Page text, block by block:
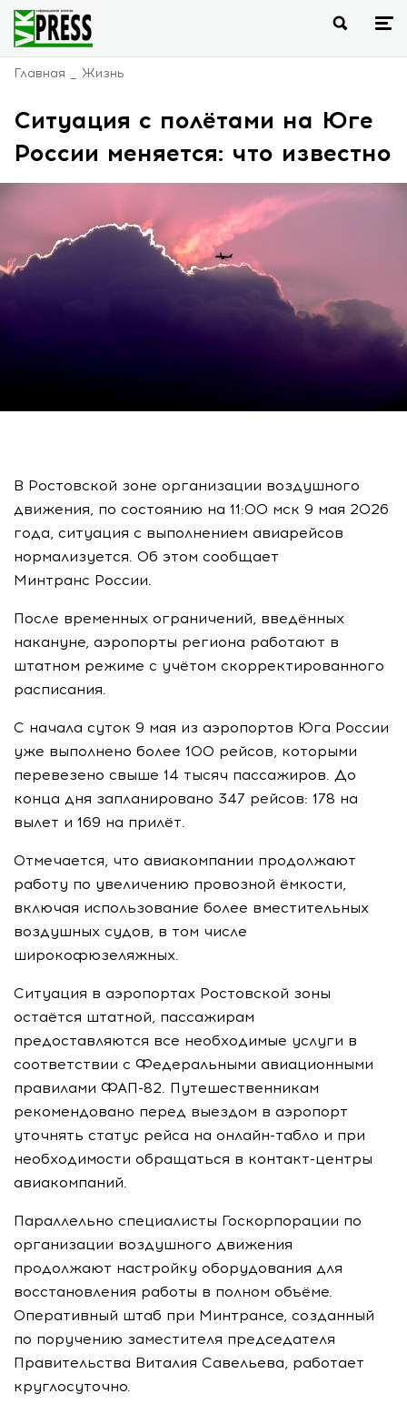
Главная Жизнь
Ситуация с полётами на Юге
России меняется: что известно
В Ростовской зоне организации воздушного
движения, по состоянию на 11:00 мск 9 мая 2026
года, ситуация с выполнением авиарейсов
нормализуется. Об этом сообщает
Минтранс России.
После временных ограничений, введённых
накануне, аэропорты региона работают в
штатном режиме с учётом скорректированного
расписания.
С начала суток 9 мая из аэропортов Юга России
уже выполнено более 100 рейсов, которыми
перевезено свыше 14 тысяч пассажиров. До
конца дня запланировано 347 рейсов: 178 на
вылет и 169 на прилёт.
Отмечается, что авиакомпании продолжают
работу по увеличению провозной ёмкости,
включая использование более вместительных
воздушных судов, в том числе
широкофюзеляжных.
Ситуация в аэропортах Ростовской зоны
остаётся штатной, пассажирам
предоставляются все необходимые услуги в
соответствии с Федеральными авиационными
правилами ФАП-82. Путешественникам
рекомендовано перед выездом в аэропорт
уточнять статус рейса на онлайн-табло и при
необходимости обращаться в контакт-центры
авиакомпаний.
Параллельно специалисты Госкорпорации по
организации воздушного движения
продолжают настройку оборудования для
восстановления работы в полном объёме.
Оперативный штаб при Минтрансе, созданный
по поручению заместителя председателя
Правительства Виталия Савельева, работает
круглосуточно.